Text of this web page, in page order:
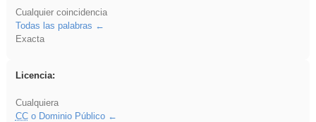
Cualquier coincidencia
Todas las palabras
Exacta
Licencia:
Cualquiera
CCo Dominio Público